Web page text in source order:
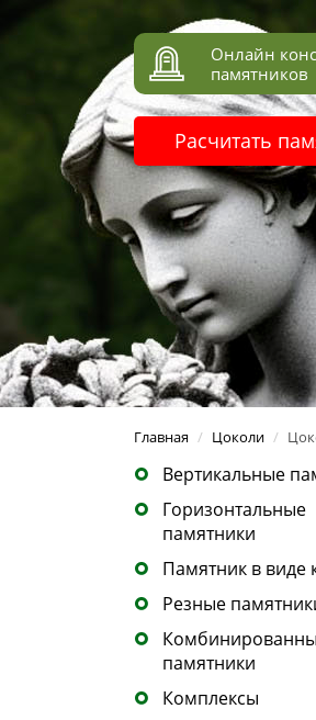
Онлайн
памятников
Расчитать
Главная / Цоколи /
Вертикальные
Горизонтальные
памятники
Памятник в виде
Резные
памятники
Комплексы